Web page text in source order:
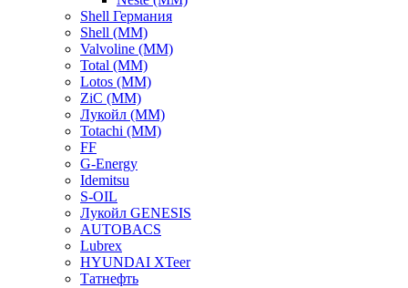
Shell Германия
Shell (ММ)
Valvoline (ММ)
Total (ММ)
Lotos (ММ)
ZiC (ММ)
Лукойл (ММ)
Totachi (MM)
FF
G-Energy
Idemitsu
S-OIL
Лукойл GENESIS
AUTOBACS
Lubrex
HYUNDAI XTeer
Татнефть